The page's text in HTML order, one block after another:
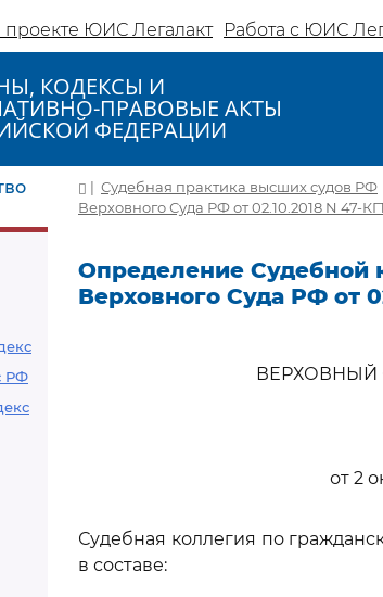
проекте ЮИС Легалакт Работа с ЮИС
КОДЕКСЫ И
ПРАВОВЫЕ АКТЫ
ФЕДЕРАЦИИ
РФ
| Судебная практика высших судов РФ
Верховного Суда РФ от 02.10.2018 N 47-
Определение Судебной
Верховного Суда РФ от
ВЕРХОВНЫЙ
от 2
Судебная коллегия по
в составе: